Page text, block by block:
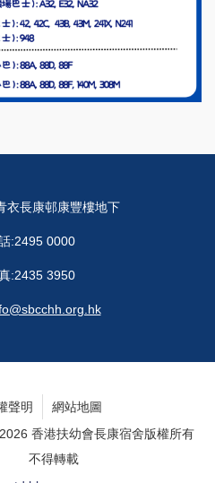
衣長康邨康豐樓地下
:2495 0000
:2435 3950
聲明
網站地圖
香港扶幼會長康宿舍版權所有
不得轉載